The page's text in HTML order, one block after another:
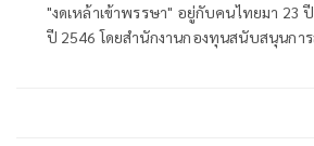
"งดเหล้าเข้าพรรษา" อยู่กับคนไทยมา 23
ปี 2546 โดยสำนักงานกองทุนสนับสนุนการ